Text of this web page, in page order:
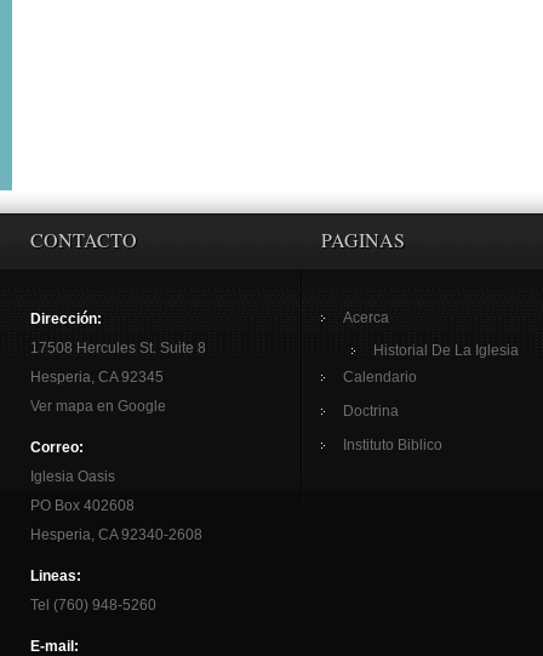
CONTACTO
Dirección:
17508 Hercules St. Suite 8
Hesperia, CA 92345
Ver mapa en Google
Correo:
Iglesia Oasis
PO Box 402608
Hesperia, CA 92340-2608
Lineas:
Tel (760) 948-5260
E-mail:
PAGINAS
Acerca
Historial De La Iglesia
Calendario
Doctrina
Instituto Biblico